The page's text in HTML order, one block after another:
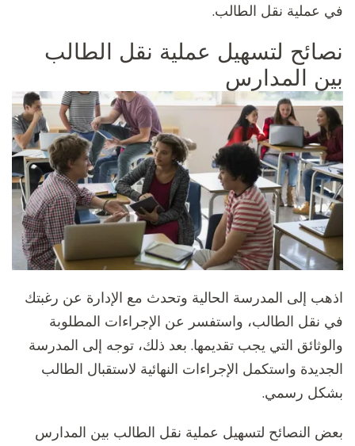
في عملية نقل الطالب.
نصائح لتسهيل عملية نقل الطالب
بين المدارس
اذهب إلى المدرسة الحالية وتحدث مع الإدارة عن رغبتك
في نقل الطالب، واستفسر عن الإجراءات المطلوبة
والوثائق التي يجب تقديمها. بعد ذلك، توجه إلى المدرسة
الجديدة واستكمل الإجراءات النهائية لاستقبال الطالب
بشكل رسمي.
بعض النصائح لتسهيل عملية نقل الطالب بين المدارس